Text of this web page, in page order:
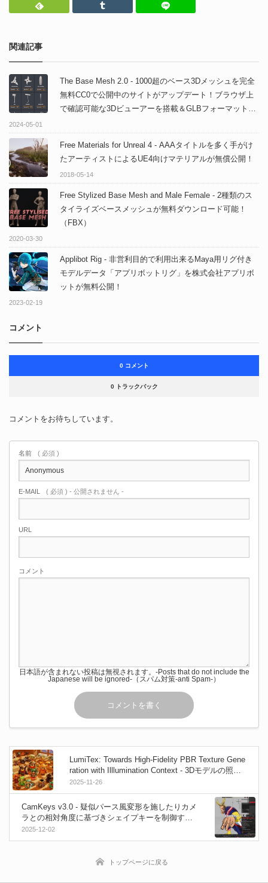
Feedly Tumblr
関連記事
The Base Mesh 2.0 - 1000超のベース3Dメッシュを完全
無料CC0で公開中のサイトがアップデート！ブラウザ上
で確認可能な3Dビューアーを搭載＆GLBフォーマットも
2024-05-01
Free Materials for Unreal 4 - AAAタイトルを多く手がけ
たアーティストによるUE4向けマテリアルが無償公開！
2018-05-14
Free Stylized Base Mesh and Male Female - 2種類のス
タイライズベースメッシュが無料ダウンロード可能！
（FBX）
2020-03-30
Applibot Rig - 非営利目的で利用出来るMaya用リグ付き
モデルデータ「アプリボットリグ」を株式会社アプリボ
ットが無料公開！
2023-02-19
コメント
0 コメント
0 トラックバック
コメントをお待ちしています。
名前 ( 必須 )
E-MAIL ( 必須 ) - 公開されません -
URL
コメント
日本語が含まれない投稿は無視されます。-Posts that do not include the
Japanese will be ignored-（スパム対策-anti Spam-）
LumiTex: Towards High-Fidelity PBR Texture Gene
ration with Illlumination Context - 3Dモデルの照明
情報を理解して“本物っぽいPBRテクスチャ”を生成
する技術！
2025-11-26
CamKeys v3.0 - 疑似パース風変形を施したりカメ
ラとの相対角度に基づきシェイプキーを制御する
事が可能なBlenderアドオン！
2025-12-02
トップページに戻る